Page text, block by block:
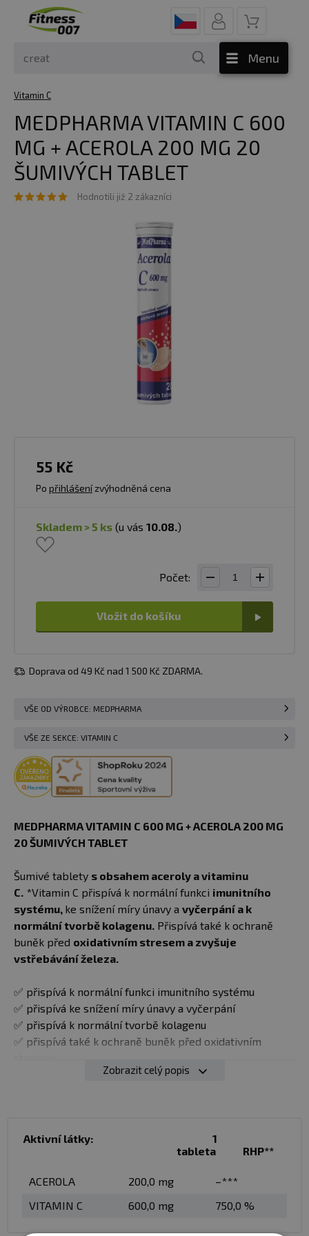
Menu
Vitamin C
MEDPHARMA VITAMIN C 600
MG + ACEROLA 200 MG 20
ŠUMIVÝCH TABLET
Hodnotili již 2 zákazníci
55 Kč
Po přihlášenízvýhodněná cena
skladem > 5 ks (u vás 10.08.)
Počet:
Vložit do košíku
Doprava od 49 Kč nad 1 500 Kč ZDARMA.
VŠE OD VÝROBCE: MEDPHARMA
VŠE ZE SEKCE: VITAMIN C
MEDPHARMA VITAMIN C 600 MG + ACEROLA 200 MG
20 ŠUMIVÝCH TABLET
Šumivé tablety s obsahem aceroly a vitaminu
C. *Vitamin C přispívá k normální funkci imunitního
systému, ke snížení míry únavy a vyčerpání a k
normální tvorbě kolagenu. Přispívá také k ochraně
buněk před oxidativním stresem a zvyšuje
vstřebávání železa.
✅ přispívá k normální funkci imunitního systému
✅ přispívá ke snížení míry únavy a vyčerpání
✅ přispívá k normální tvorbě kolagenu
✅ přispívá také k ochraně buněk před oxidativním
✅ zvyšuje vstřebávání železa
Zobrazit celý popis
Aktivní látky:
1
tableta
RHP**
ACEROLA 200,0 mg
–***
VITAMIN C
600,0 mg 750,0 %